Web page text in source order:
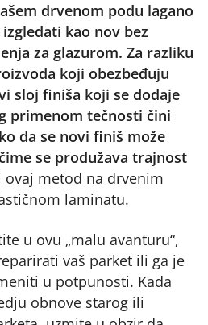
drvenom podu lagano
kao nov bez
za glazurom. Za razliku
koji obezbeđuju
sloj finiša koji se dodaje
primenom tečnosti čini
da se novi finiš može
se produžava trajnost
ovaj metod na drvenim
laminatu.
u ovu „malu avanturu“,
vaš parket ili ga je
u potpunosti. Kada
obnove starog ili